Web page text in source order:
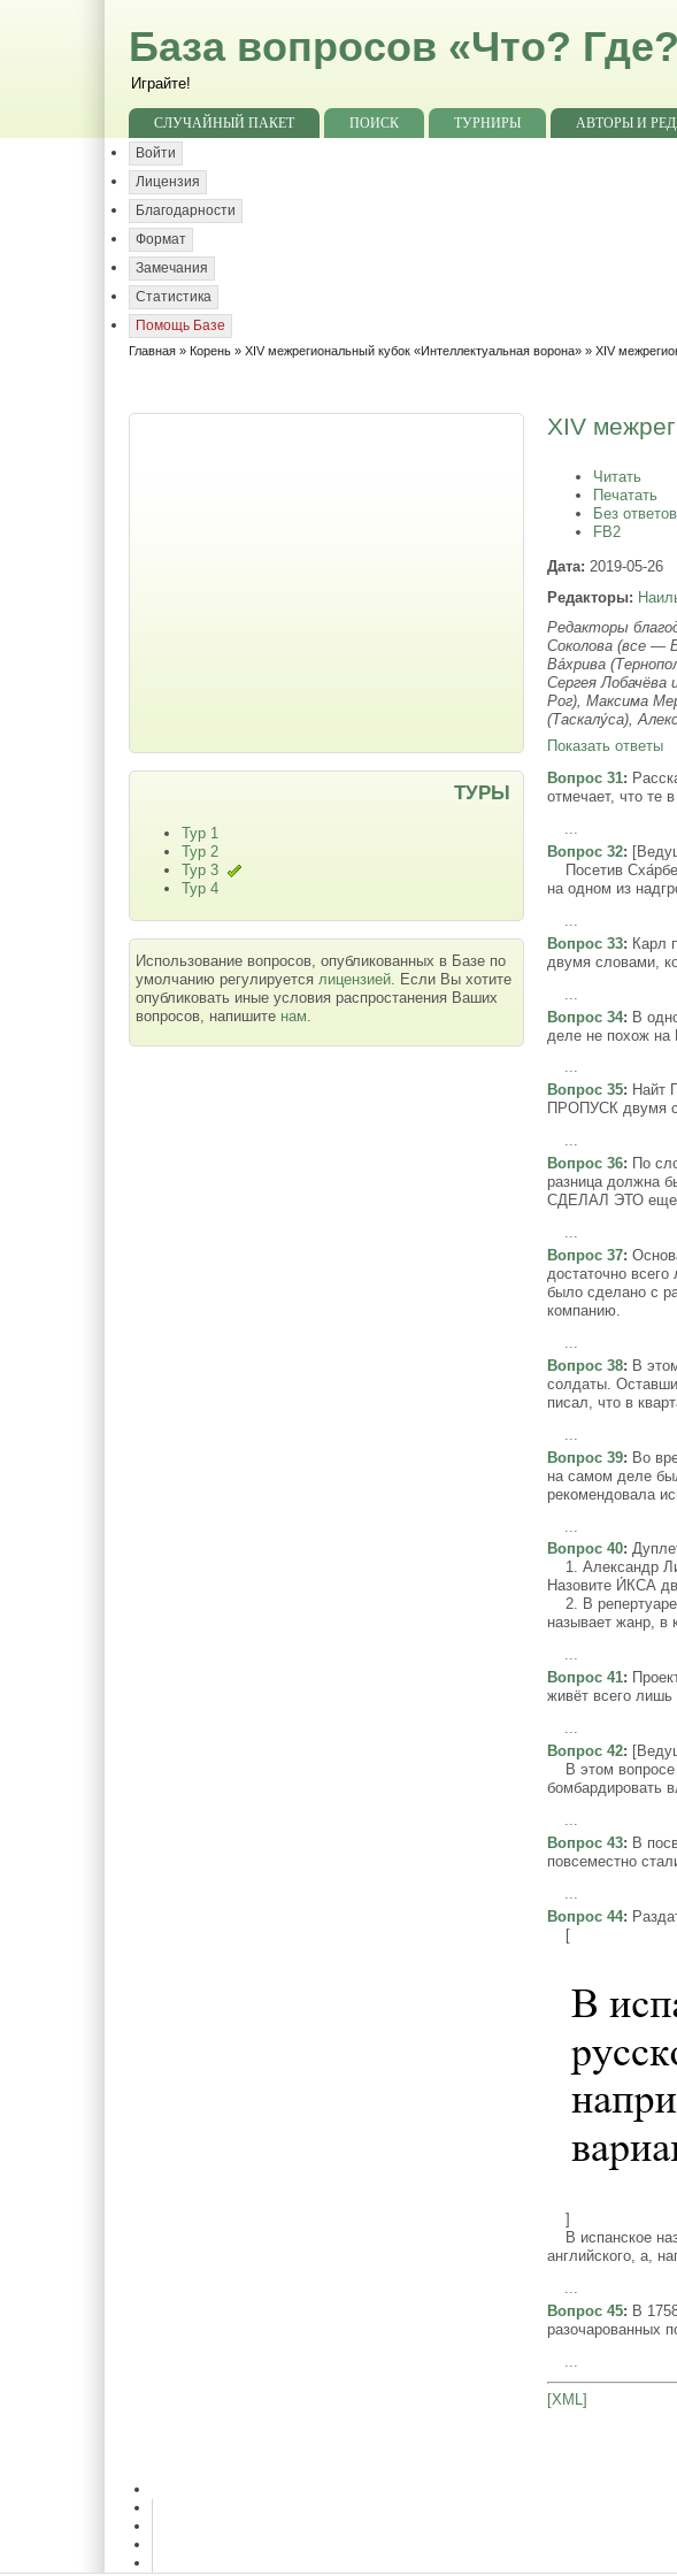
База вопросов «Что?
Играйте!
СЛУЧАЙНЫЙ ПАКЕТ ПОИСК ТУРНИРЫ АВТОРЫ И
Войти
Лицензия
Благодарности
Формат
Замечания
Статистика
Помощь Базе
Главная » Корень »XIV межрегиональный кубок «Интеллектуальная ворона» » XIV
XIV
Читать
Печатать
Без ответов
FB2
Дата: 2019-05-26
Редакторы:
Редакторы
Соколова (все —
Ва́хрива
Сергея Лобачёва
Рог), Максима
(Таскалу́са),
Показать ответы
Вопрос 31:
отмечает, что
Вопрос 32:
Посетив
на одном из
Вопрос 33: Карл
двумя словами,
Вопрос 34: В
деле не похож
...
Вопрос 35: Найт
ПРОПУСК двумя
...
Вопрос 36: По
разница должна
СДЕЛАЛ ЭТО еще
...
Вопрос 37:
достаточно
было сделано с
компанию.
Вопрос 38: В
солдаты.
писал, что в
Вопрос 39: Во
на самом деле
рекомендовала
Вопрос 40:
1. Александр
Назовите И́КСА
2. В репертуаре
называет жанр, в
...
Вопрос 41:
живёт всего лишь
...
Вопрос 42:
В этом вопросе
бомбардировать
...
Вопрос 43: В
повсеместно
Вопрос 44:
[
]
В испанское
английского, а,
Вопрос 45: В
разочарованных
[XML]
ТУРЫ
Тур 1
Тур 2
Тур 3
Тур 4
Использование вопросов, опубликованных в Базе по
умолчанию регулируетсялицензией. Если Вы хотите
опубликовать иные условия распростанения Ваших
вопросов, напишите нам.